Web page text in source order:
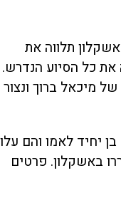
תלווה את
כל הסיוע הנדרש.
מיכאל ברוך ונצור
יחיד לאמו והם עלו
בשנת 2020 והתגוררו באשקלון. פרטים